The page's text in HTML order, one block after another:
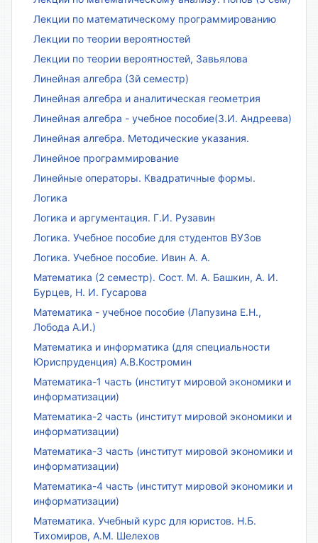
Лекции по математическому программированию
Лекции по теории вероятностей
Лекции по теории вероятностей, Завьялова
Линейная алгебра (3й семестр)
Линейная алгебра и аналитическая геометрия
Линейная алгебра - учебное пособие(З.И. Андреева)
Линейная алгебра. Методические указания.
Линейное программирование
Линейные операторы. Квадратичные формы.
Логика
Логика и аргументация. Г.И. Рузавин
Логика. Учебное пособие для студентов ВУЗов
Логика. Учебное пособие. Ивин А. А.
Математика (2 семестр). Сост. М. А. Башкин, А. И.
Бурцев, Н. И. Гусарова
Математика - учебное пособие (Лапузина Е.Н.,
Лобода А.И.)
Математика и информатика (для специальности
Юриспруденция) А.В.Костромин
Математика-1 часть (институт мировой экономики и
информатизации)
Математика-2 часть (институт мировой экономики и
информатизации)
Математика-3 часть (институт мировой экономики и
информатизации)
Математика-4 часть (институт мировой экономики и
информатизации)
Математика. Учебный курс для юристов. Н.Б.
Тихомиров, А.М. Шелехов